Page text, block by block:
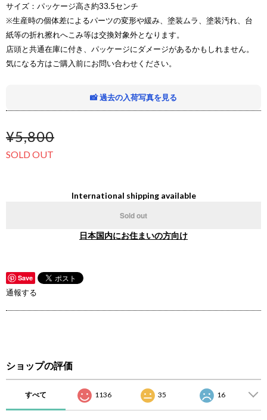
サイズ：パッケージ高さ約33.5センチ
※生産時の個体差によるパーツの変形や緩み、塗装ムラ、塗装汚れ、台
紙等の折れ擦れへこみ等は交換対象外となります。
店頭と共通在庫に付き、パッケージにダメージがあるかもしれません。
気になる方はご購入前にお問い合わせください。
📸 過去の入荷写真を見る
¥5,800
SOLD OUT
International shipping available
Sold out
日本国内にお住まいの方向け
Save
通報する
ショップの評価
すべて 1136 35 16